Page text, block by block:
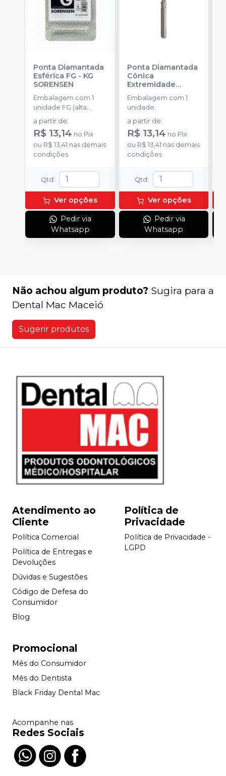
Ponta Diamantada
Esférica FG - KG
SORENSEN
Embalagem com 1
unidade FG (alta
rotação).
a partir de:
R$ 13,14 no Pix
ou R$ 13,41 nas demais
condições
Qtd:
Ver opções
Pedir via
Whatsapp
Ponta Diamantada
Cônica
Extremidade
Arredondada FG
KG SORENSEN
Embalagem com 1
unidade.
a partir de:
R$ 13,14 no Pix
ou R$ 13,41 nas demais
condições
Qtd:
Ver opções
Pedir via
Whatsapp
Não achou algum produto? Sugira para a
Dental Mac Maceió
Sugerir produtos
Atendimento ao
Cliente
Política Comercial
Política de Entregas e
Devoluções
Dúvidas e Sugestões
Código de Defesa do
Consumidor
Blog
Política de
Privacidade
Política de Privacidade -
LGPD
Promocional
Mês do Consumidor
Mês do Dentista
Black Friday Dental Mac
Acompanhe nas
Redes Sociais